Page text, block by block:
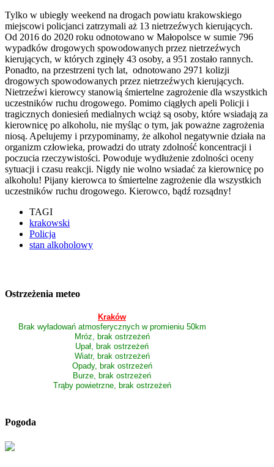
Tylko w ubiegły weekend na drogach powiatu krakowskiego
miejscowi policjanci zatrzymali aż 13 nietrzeźwych kierujących.
Od 2016 do 2020 roku odnotowano w Małopolsce w sumie 796
wypadków drogowych spowodowanych przez nietrzeźwych
kierujących, w których zginęły 43 osoby, a 951 zostało rannych.
Ponadto, na przestrzeni tych lat, odnotowano 2971 kolizji
drogowych spowodowanych przez nietrzeźwych kierujących.
Nietrzeźwi kierowcy stanowią śmiertelne zagrożenie dla wszystkich
uczestników ruchu drogowego. Pomimo ciągłych apeli Policji i
tragicznych doniesień medialnych wciąż są osoby, które wsiadają za
kierownicę po alkoholu, nie myśląc o tym, jak poważne zagrożenia
niosą. Apelujemy i przypominamy, że alkohol negatywnie działa na
organizm człowieka, prowadzi do utraty zdolność koncentracji i
poczucia rzeczywistości. Powoduje wydłużenie zdolności oceny
sytuacji i czasu reakcji. Nigdy nie wolno wsiadać za kierownicę po
alkoholu! Pijany kierowca to śmiertelne zagrożenie dla wszystkich
uczestników ruchu drogowego. Kierowco, bądź rozsądny!
TAGI
krakowski
Policja
stan alkoholowy
Ostrzeżenia meteo
Kraków
Brak wyładowań atmosferycznych w promieniu 50km
Mróz, brak ostrzeżeń
Upał, brak ostrzeżeń
Wiatr, brak ostrzeżeń
Opady, brak ostrzeżeń
Burze, brak ostrzeżeń
Trąby powietrzne, brak ostrzeżeń
Pogoda